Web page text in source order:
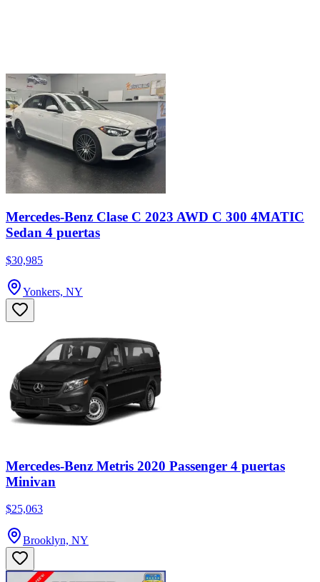
Mercedes-Benz Clase C 2023 AWD C 300 4MATIC
Sedan 4 puertas
$30,985
Yonkers, NY
Mercedes-Benz Metris 2020 Passenger 4 puertas
Minivan
$25,063
Brooklyn, NY